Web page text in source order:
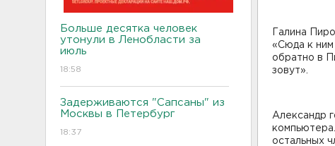
Больше десятка человек
утонули в Ленобласти за
июль
18:58
Задерживаются "Сапсаны" из
Москвы в Петербург
18:37
Галина
«Сюда к ним
обратно в
зовут».
Александр
остальных